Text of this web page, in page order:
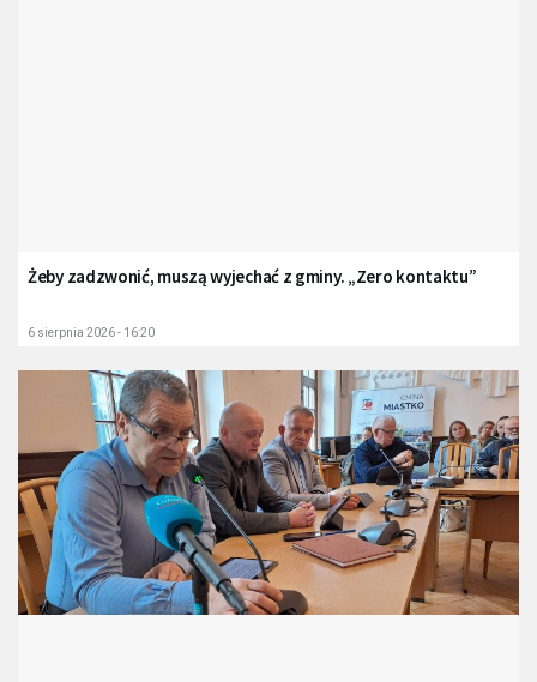
Żeby zadzwonić, muszą wyjechać z gminy. „Zero kontaktu”
6 sierpnia 2026 - 16:20